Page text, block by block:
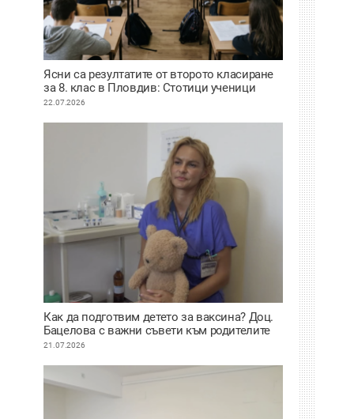
Ясни са резултатите от второто класиране
за 8. клас в Пловдив: Стотици ученици
сбъднаха мечтата си за по-предно желание
22.07.2026
Как да подготвим детето за ваксина? Доц.
Бацелова с важни съвети към родителите
ВИДЕО
21.07.2026